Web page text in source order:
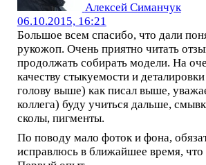
Алексей Симанчук
06.10.2015, 16:21
Большое всем спасибо, что дали
рукожоп. Очень приятно читать
продолжать собирать модели. На
качеству стыкуемости и
голову выше) как писал выше,
коллега) буду учиться дальше,
сколы, пигменты.
По поводу мало фоток и фона,
исправлюсь в ближайшее время,